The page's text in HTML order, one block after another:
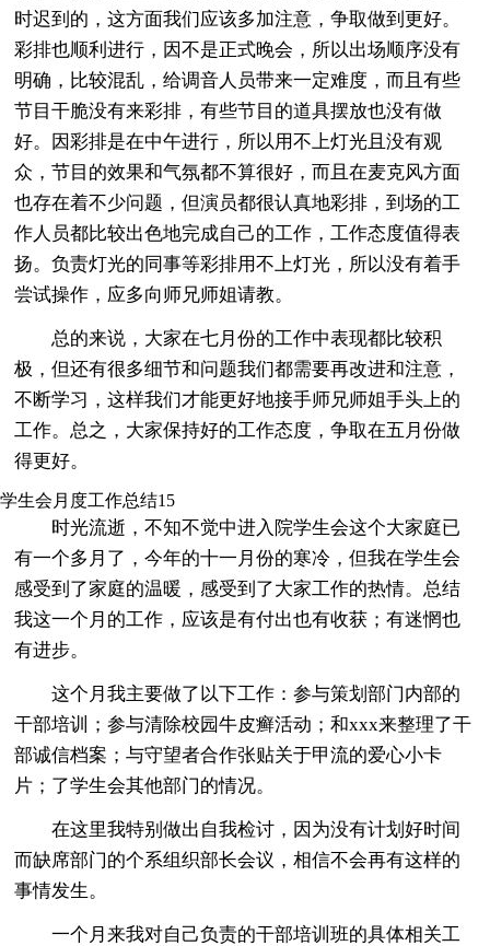
时迟到的，这方面我们应该多加注意，争取做到更好。
彩排也顺利进行，因不是正式晚会，所以出场顺序没有
明确，比较混乱，给调音人员带来一定难度，而且有些
节目干脆没有来彩排，有些节目的道具摆放也没有做
好。因彩排是在中午进行，所以用不上灯光且没有观
众，节目的效果和气氛都不算很好，而且在麦克风方面
也存在着不少问题，但演员都很认真地彩排，到场的工
作人员都比较出色地完成自己的工作，工作态度值得表
扬。负责灯光的同事等彩排用不上灯光，所以没有着手
尝试操作，应多向师兄师姐请教。
总的来说，大家在七月份的工作中表现都比较积
极，但还有很多细节和问题我们都需要再改进和注意，
不断学习，这样我们才能更好地接手师兄师姐手头上的
工作。总之，大家保持好的工作态度，争取在五月份做
得更好。
学生会月度工作总结15
时光流逝，不知不觉中进入院学生会这个大家庭已
有一个多月了，今年的十一月份的寒冷，但我在学生会
感受到了家庭的温暖，感受到了大家工作的热情。总结
我这一个月的工作，应该是有付出也有收获；有迷惘也
有进步。
这个月我主要做了以下工作：参与策划部门内部的
干部培训；参与清除校园牛皮癣活动；和xxx来整理了干
部诚信档案；与守望者合作张贴关于甲流的爱心小卡
片；了学生会其他部门的情况。
在这里我特别做出自我检讨，因为没有计划好时间
而缺席部门的个系组织部长会议，相信不会再有这样的
事情发生。
一个月来我对自己负责的干部培训班的具体相关工